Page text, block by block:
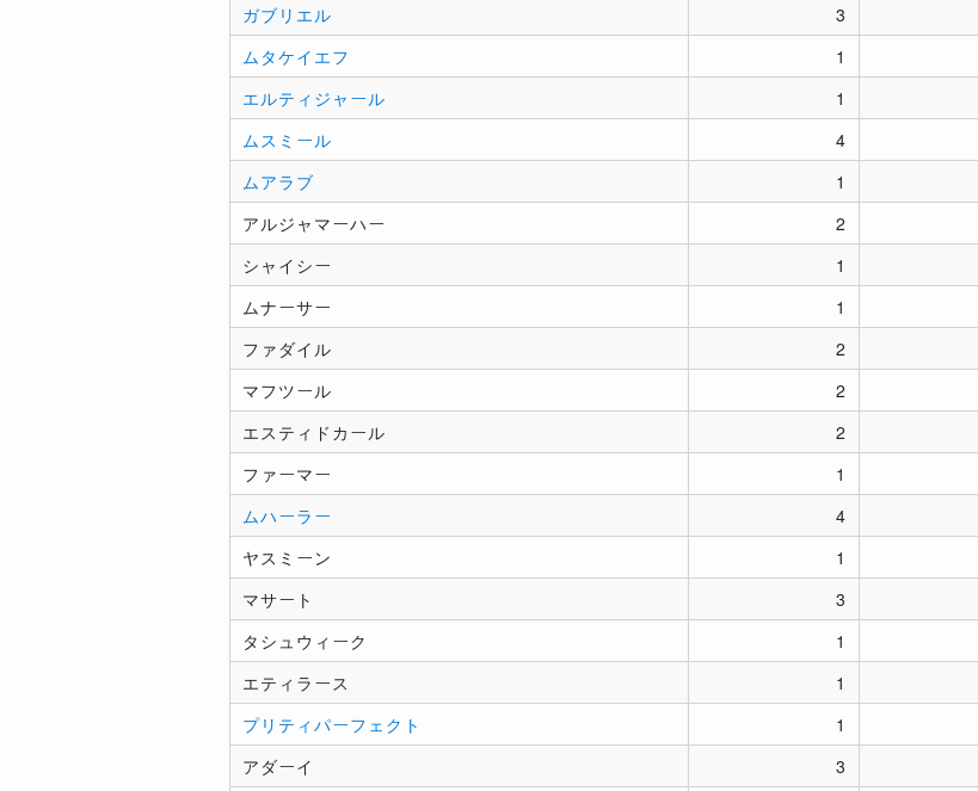
ガブリエル
3
ムタケイエフ
1
エルティジャール
1
ムスミール
4
ムアラブ
1
アルジャマーハー
2
シャイシー
1
ムナーサー
1
ファダイル
2
マフツール
2
エスティドカール
2
ファーマー
1
ムハーラー
4
ヤスミーン
1
マサート
3
タシュウィーク
1
エティラース
1
プリティパーフェクト
1
アダーイ
3